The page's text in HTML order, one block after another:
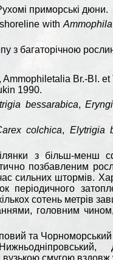
приморські дюни.
with
з багаторічною
Br.-Bl.
1990.
bessarabica,
colchica, Elytrigia
з більш-менш
позбавленим
сильних штормів.
сотень метрів
головним
та Чорноморський